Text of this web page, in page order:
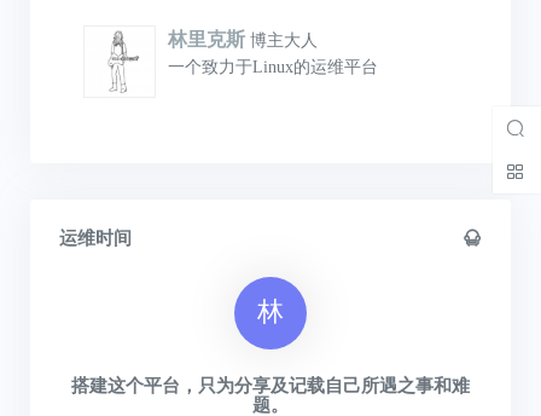
林里克斯 博主大人
一个致力于Linux的运维平台
运维时间
林
搭建这个平台，只为分享及记载自己所遇之事和难
题。